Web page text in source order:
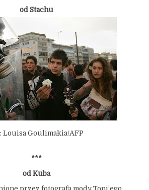
od Stachu
Louisa Goulimakia/AFP
***
od Kuba